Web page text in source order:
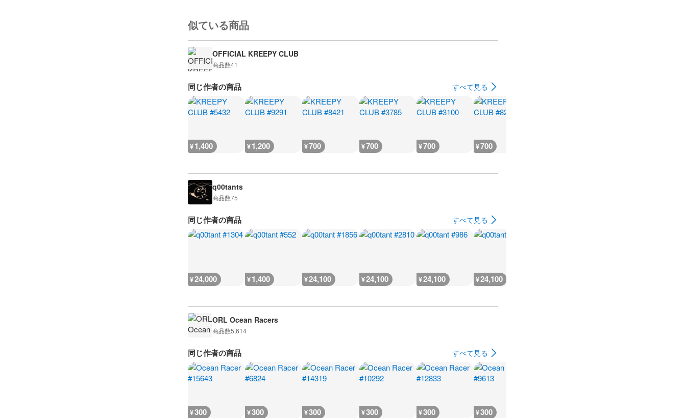
似ている商品
OFFICIAL KREEPY CLUB
商品数41
同じ作者の商品 すべて見る
¥1,400 ¥1,200 ¥700 ¥700 ¥700 ¥700
q00tants
商品数75
同じ作者の商品 すべて見る
¥24,000 ¥1,400 ¥24,100 ¥24,100 ¥24,100 ¥24,100
ORL Ocean Racers
商品数5,614
同じ作者の商品 すべて見る
¥300 ¥300 ¥300 ¥300 ¥300 ¥300